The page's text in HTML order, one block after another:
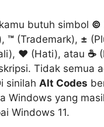
butuh simbol ©
™ (Trademark), ±
♥ (Hati), atau ☕
Tidak semua
sinilah Alt Codes
Windows yang
Windows 11.